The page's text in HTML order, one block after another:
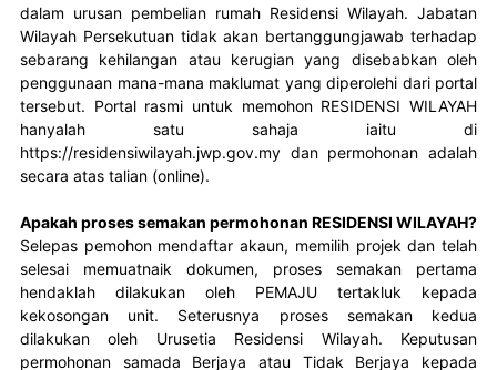
dalam urusan pembelian rumah Residensi Wilayah. Jabatan
Wilayah Persekutuan tidak akan bertanggungjawab terhadap
sebarang kehilangan atau kerugian yang disebabkan oleh
penggunaan mana-mana maklumat yang diperolehi dari portal
tersebut. Portal rasmi untuk memohon RESIDENSI WILAYAH
hanyalah satu sahaja iaitu di
https://residensiwilayah.jwp.gov.my dan permohonan adalah
secara atas talian (online).
Apakah proses semakan permohonan RESIDENSI WILAYAH?
Selepas pemohon mendaftar akaun, memilih projek dan telah
selesai memuatnaik dokumen, proses semakan pertama
hendaklah dilakukan oleh PEMAJU tertakluk kepada
kekosongan unit. Seterusnya proses semakan kedua
dilakukan oleh Urusetia Residensi Wilayah. Keputusan
permohonan samada Berjaya atau Tidak Berjaya kepada